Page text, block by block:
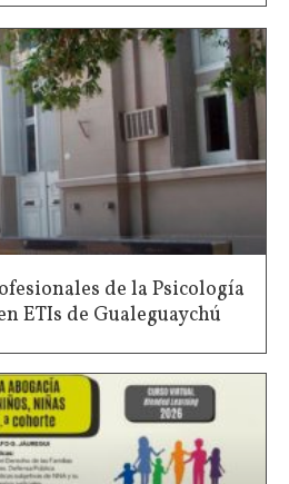
de la Psicología
ETIs de Gualeguaychú